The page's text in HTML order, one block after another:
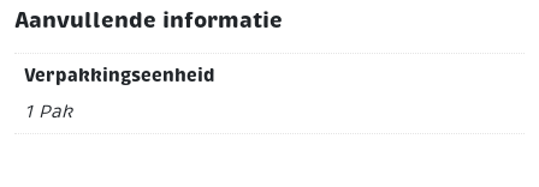
Aanvullende informatie
Verpakkingseenheid
1 Pak